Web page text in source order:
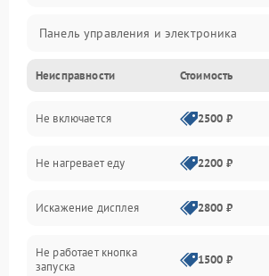
Панель управления и электроника
Дверца и корпус
Механика и внутренние элементы
Механические повреждения
Питание и запуск
Нагрев и приготовление
Неисправности Стоимость
Не включается 2500 ₽
Не нагревает еду 2200 ₽
Искажение дисплея 2800 ₽
Не работает кнопка
запуска
1500 ₽